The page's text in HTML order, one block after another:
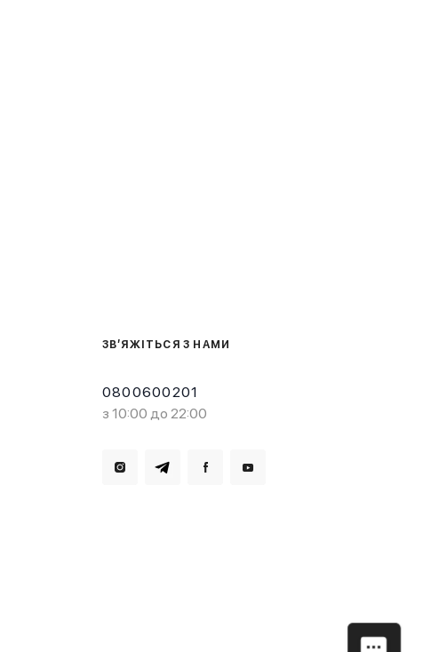
ЗВ’ЯЖІТЬСЯ З НАМИ
0800600201
з 10:00 до 22:00